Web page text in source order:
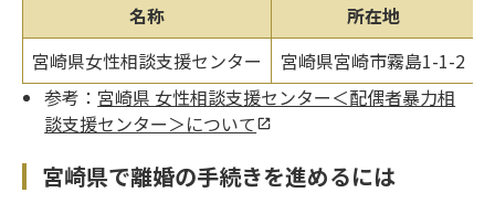
名称
所在地
宮崎県女性相談支援センター
宮崎県宮崎市霧島1-1-2
参考： 宮崎県 女性相談支援センター＜配偶者暴力相
談支援センター＞について
宮崎県で離婚の手続きを進めるには